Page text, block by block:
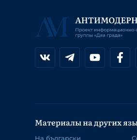
Материалы на других
На български